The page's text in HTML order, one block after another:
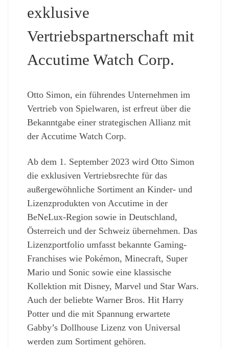
exklusive
Vertriebspartnerschaft mit
Accutime Watch Corp.
Otto Simon, ein führendes Unternehmen im
Vertrieb von Spielwaren, ist erfreut über die
Bekanntgabe einer strategischen Allianz mit
der Accutime Watch Corp.
Ab dem 1. September 2023 wird Otto Simon
die exklusiven Vertriebsrechte für das
außergewöhnliche Sortiment an Kinder- und
Lizenzprodukten von Accutime in der
BeNeLux-Region sowie in Deutschland,
Österreich und der Schweiz übernehmen. Das
Lizenzportfolio umfasst bekannte Gaming-
Franchises wie Pokémon, Minecraft, Super
Mario und Sonic sowie eine klassische
Kollektion mit Disney, Marvel und Star Wars.
Auch der beliebte Warner Bros. Hit Harry
Potter und die mit Spannung erwartete
Gabby’s Dollhouse Lizenz von Universal
werden zum Sortiment gehören.